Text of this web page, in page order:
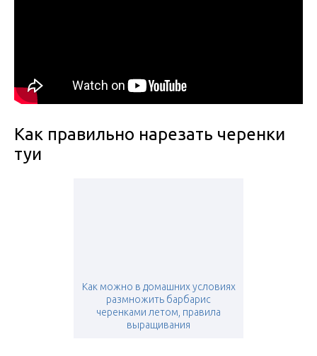
Как правильно нарезать черенки
туи
Как можно в домашних условиях
размножить барбарис
черенками летом, правила
выращивания